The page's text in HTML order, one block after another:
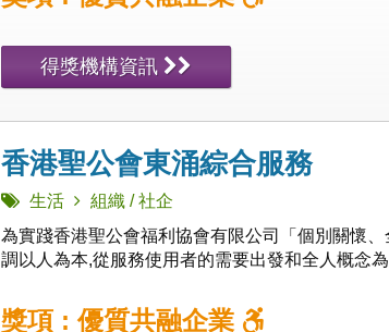
得獎機構資訊
香港聖公會東涌綜合服務
生活
組織 / 社企
為實踐香港聖公會福利協會有限公司「個別關懷
調以人為本,從服務使用者的需要出發和全人概念
獎項 : 優質共融企業